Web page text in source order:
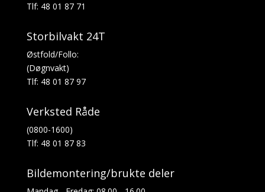
Tlf: 48 01 87 71
Storbilvakt 24T
Østfold/Follo:
(Døgnvakt)
Tlf: 48 01 87 97
Verksted Råde
(0800-1600)
Tlf: 48 01 87 83
Bildemontering/brukte deler